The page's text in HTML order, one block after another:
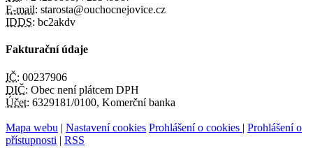
E-mail: starosta@ouchocnejovice.cz
IDDS: bc2akdv
Fakturační údaje
IČ: 00237906
DIČ: Obec není plátcem DPH
Účet: 6329181/0100, Komerční banka
Mapa webu | Nastavení cookies Prohlášení o cookies | Prohlášení o
přístupnosti | RSS